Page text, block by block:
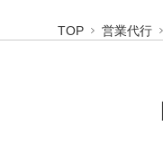
TOP 営業代行